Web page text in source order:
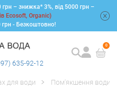
– знижка* 3%, від 5000 грн –
Ecosoft, Organic)
грн - Безкоштовно!
635-92-12
0
для води Пом'якшення води-